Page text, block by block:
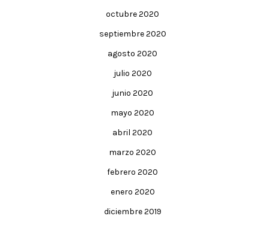
octubre 2020
septiembre 2020
agosto 2020
julio 2020
junio 2020
mayo 2020
abril 2020
marzo 2020
febrero 2020
enero 2020
diciembre 2019